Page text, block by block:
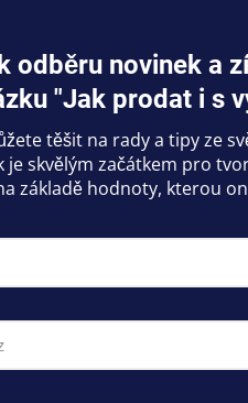
odběru novinek a
"Jak prodat i s
těšit na rady a tipy ze
je skvělým začátkem pro
základě hodnoty, kterou